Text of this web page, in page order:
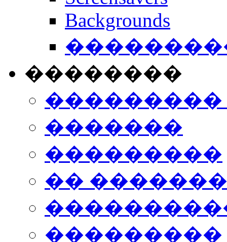
Backgrounds
��������
���������
�������
���������
��
���������